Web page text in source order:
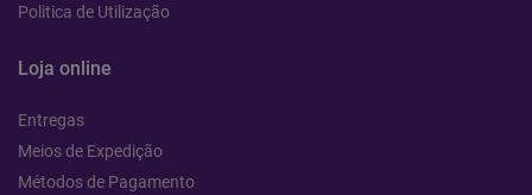
Politica de Utilização
Loja online
Entregas
Meios de Expedição
Métodos de Pagamento